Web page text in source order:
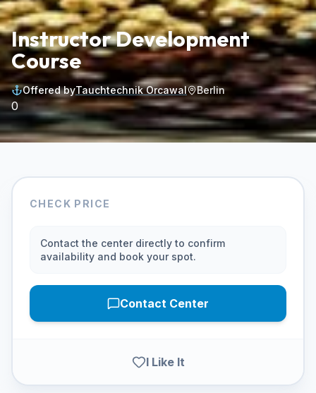
Instructor Development
Course
Offered byTauchtechnik Orcawal Berlin
0
CHECK PRICE
Contact the center directly to confirm
availability and book your spot.
Contact Center
I Like It